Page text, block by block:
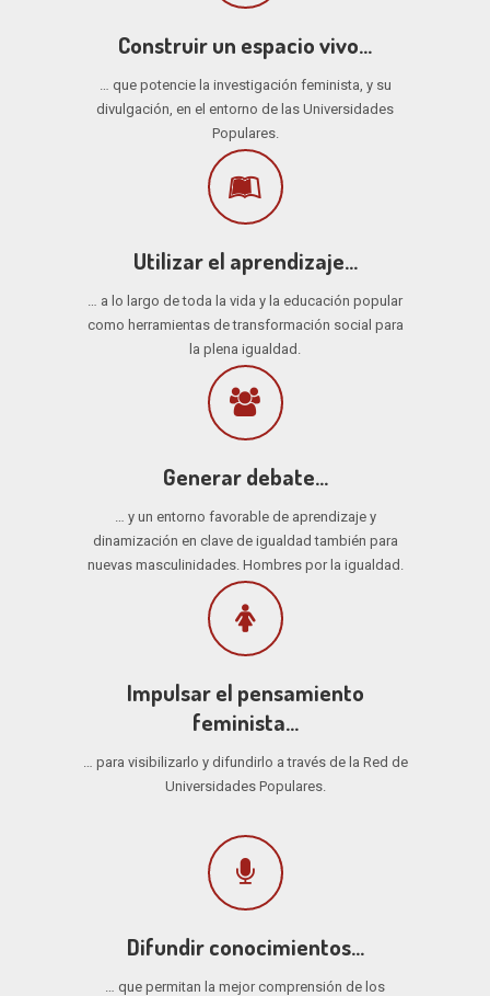
Construir un espacio vivo…
… que potencie la investigación feminista, y su
divulgación, en el entorno de las Universidades
Populares.
Utilizar el aprendizaje…
… a lo largo de toda la vida y la educación popular
como herramientas de transformación social para
la plena igualdad.
Generar debate…
… y un entorno favorable de aprendizaje y
dinamización en clave de igualdad también para
nuevas masculinidades. Hombres por la igualdad.
Impulsar el pensamiento
feminista…
… para visibilizarlo y difundirlo a través de la Red de
Universidades Populares.
Difundir conocimientos…
… que permitan la mejor comprensión de los